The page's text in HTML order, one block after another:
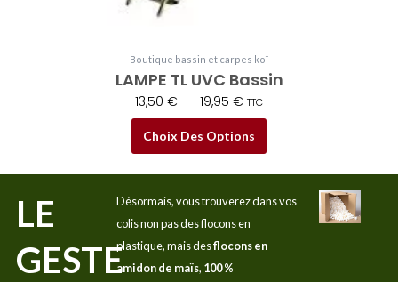
Boutique bassin et carpes koï
LAMPE TL UVC Bassin
13,50 € – 19,95 € TTC
Choix Des Options
LE
GESTE
Désormais, vous trouverez dans vos
colis non pas des flocons en
plastique, mais desflocons en
amidon de maïs, 100 %